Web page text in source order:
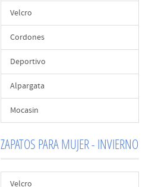
Velcro
Cordones
Deportivo
Alpargata
Mocasin
ZAPATOS PARA MUJER - INVIERNO
Velcro